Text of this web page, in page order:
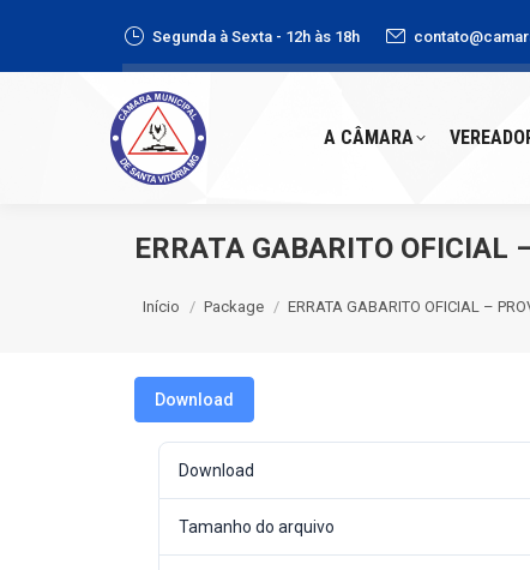
Segunda à Sexta - 12h às 18h
A CÂMARA
ERRATA GABARITO OFICIAL
Início Package ERRATA GABARITO OFICIAL –
Download
Download
Tamanho do arquivo
A CÂMARA